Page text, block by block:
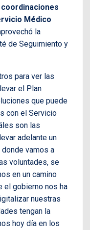
Médico
la
de Seguimiento y
para ver las
el Plan
que puede
con el Servicio
son las
adelante un
vamos a
voluntades, se
en un camino
el gobierno nos ha
nuestras
tengan la
hoy día en los